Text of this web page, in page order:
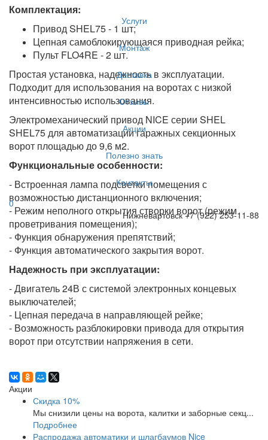
Услуги
Монтаж
Доставка
Отзывы
Акции
Полезно знать
Контакты
0
Нижневартовск+7 (922) 253-11-88
Комплектация:
Привод SHEL75 - 1 шт;
Цепная самоблокирующаяся приводная рейка;
Пульт FLO4RE - 2 шт.
Простая установка, надежность в эксплуатации.
Подходит для использования на воротах с низкой
интенсивностью использования.
Электромеханический привод NICE серии SHEL
SHEL75 для автоматизации гаражных секционных
ворот площадью до 9,6 м2.
Функциональные особенности:
- Встроенная лампа подсветки помещения с
возможностью дистанционного включения;
- Режим неполного открытия створки ворот (режим
проветривания помещения);
- Функция обнаружения препятствий;
- Функция автоматического закрытия ворот.
Надежность при эксплуатации:
- Двигатель 24В с системой электронных концевых
выключателей;
- Цепная передача в направляющей рейке;
- Возможность разблокировки привода для открытия
ворот при отсутствии напряжения в сети.
Акции
Скидка 10%
Мы снизили цены на ворота, калитки и заборные секц...
Подробнее
Распродажа автоматики и шлагбаумов Nice